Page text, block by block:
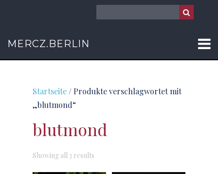
MERCZ.BERLIN
Startseite / Produkte verschlagwortet mit
„blutmond“
blutmond
Showing all 3 results